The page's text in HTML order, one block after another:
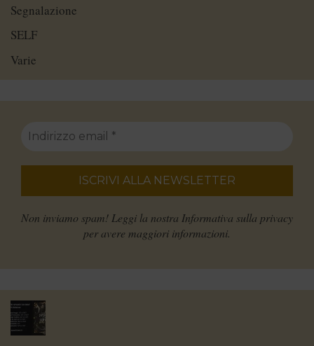
Segnalazione
SELF
Varie
Non inviamo spam! Leggi la nostra Informativa sulla privacy
per avere maggiori informazioni.